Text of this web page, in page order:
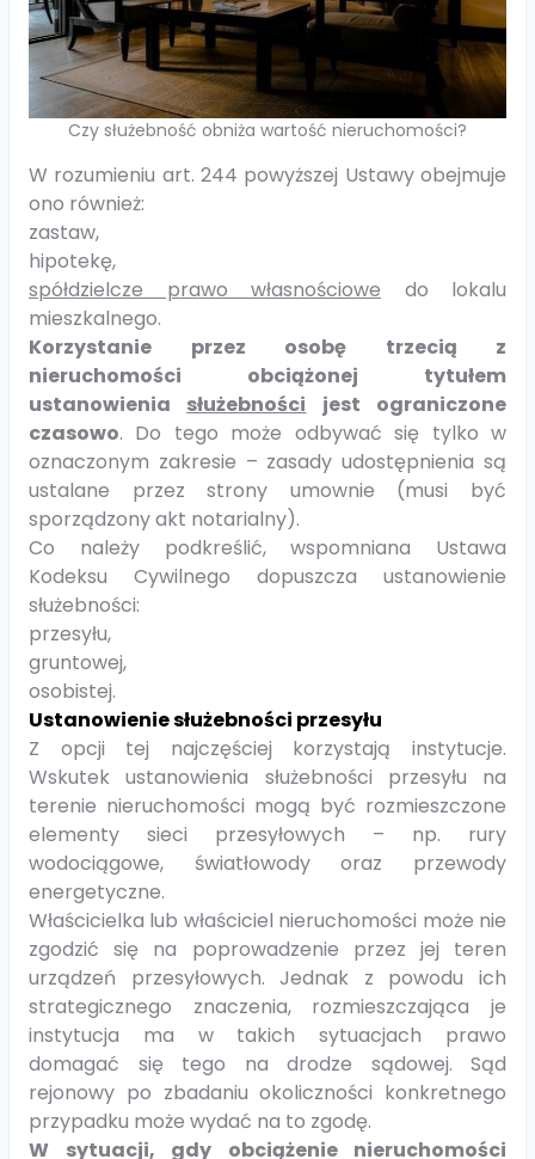
Czy służebność obniża wartość nieruchomości?
W rozumieniu art. 244 powyższej Ustawy obejmuje
ono również:
zastaw,
hipotekę,
spółdzielcze prawo własnościowe do lokalu
mieszkalnego.
Korzystanie przez osobę trzecią z
nieruchomości obciążonej tytułem
ustanowienia służebności jest ograniczone
czasowo. Do tego może odbywać się tylko w
oznaczonym zakresie – zasady udostępnienia są
ustalane przez strony umownie (musi być
sporządzony akt notarialny).
Co należy podkreślić, wspomniana Ustawa
Kodeksu Cywilnego dopuszcza ustanowienie
służebności:
przesyłu,
gruntowej,
osobistej.
Ustanowienie służebności przesyłu
Z opcji tej najczęściej korzystają instytucje.
Wskutek ustanowienia służebności przesyłu na
terenie nieruchomości mogą być rozmieszczone
elementy sieci przesyłowych – np. rury
wodociągowe, światłowody oraz przewody
energetyczne.
Właścicielka lub właściciel nieruchomości może nie
zgodzić się na poprowadzenie przez jej teren
urządzeń przesyłowych. Jednak z powodu ich
strategicznego znaczenia, rozmieszczająca je
instytucja ma w takich sytuacjach prawo
domagać się tego na drodze sądowej. Sąd
rejonowy po zbadaniu okoliczności konkretnego
przypadku może wydać na to zgodę.
W sytuacji, gdy obciążenie nieruchomości